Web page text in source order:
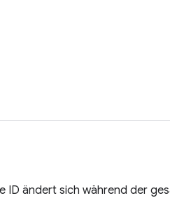
ID ändert sich während der